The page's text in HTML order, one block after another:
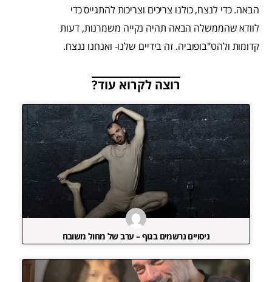
הבאה. כדי לנצח, כולנו צריכים וצריכות להתגייס כדי
לוודא שהממשלה הבאה תהיה נקייה משמרנות, דעות
קדומות ולהט"בופוביה. זה בידיים שלנו- ואנחנו ננצח.
רוצה לקרוא עוד?
ניסויים נרשמים בגוף – ערב של מחול משובח